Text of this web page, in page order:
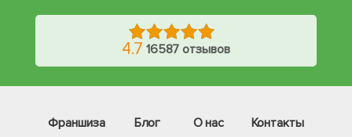
4.7 16587 отзывов
Франшиза Блог О нас
Контакты